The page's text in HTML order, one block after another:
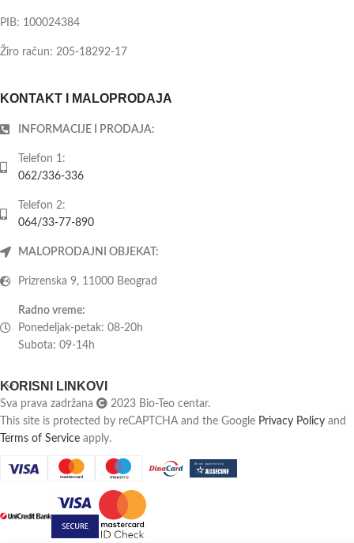
PIB: 100024384
Žiro račun: 205-18292-17
KONTAKT I MALOPRODAJA
INFORMACIJE I PRODAJA:
Telefon 1:
062/336-336
Telefon 2:
064/33-77-890
MALOPRODAJNI OBJEKAT:
Prizrenska 9, 11000 Beograd
Radno vreme:
Ponedeljak-petak: 08-20h
Subota: 09-14h
KORISNI LINKOVI
Sva prava zadržana
2023 Bio-Teo centar.
This site is protected by reCAPTCHA and the Google Privacy Policy and
Terms of Service apply.